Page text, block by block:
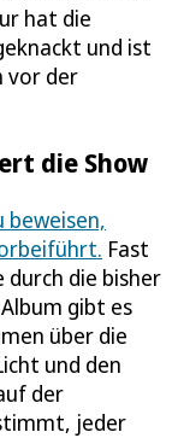
hat die
und ist
vor der
die Show
beweisen,
Fast
durch die bisher
gibt es
über die
und den
der
jeder